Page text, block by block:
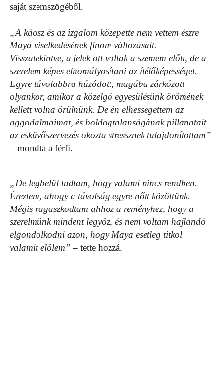
saját szemszögéből.
„A káosz és az izgalom közepette nem vettem észre
Maya viselkedésének finom változásait.
Visszatekintve, a jelek ott voltak a szemem előtt, de a
szerelem képes elhomályosítani az ítélőképességet.
Egyre távolabbra húzódott, magába zárkózott
olyankor, amikor a közelgő egyesülésünk örömének
kellett volna örülnünk. De én elhessegettem az
aggodalmaimat, és boldogtalanságának pillanatait
az esküvőszervezés okozta stressznek tulajdonítottam”
– mondta a férfi.
„De legbelül tudtam, hogy valami nincs rendben.
Éreztem, ahogy a távolság egyre nőtt közöttünk.
Mégis ragaszkodtam ahhoz a reményhez, hogy a
szerelmünk mindent legyőz, és nem voltam hajlandó
elgondolkodni azon, hogy Maya esetleg titkol
valamit előlem” – tette hozzá.